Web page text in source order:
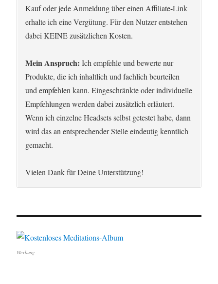
Kauf oder jede Anmeldung über einen Affiliate-Link
erhalte ich eine Vergütung. Für den Nutzer entstehen
dabei KEINE zusätzlichen Kosten.
Mein Anspruch: Ich empfehle und bewerte nur
Produkte, die ich inhaltlich und fachlich beurteilen
und empfehlen kann. Eingeschränkte oder individuelle
Empfehlungen werden dabei zusätzlich erläutert.
Wenn ich einzelne Headsets selbst getestet habe, dann
wird das an entsprechender Stelle eindeutig kenntlich
gemacht.
Vielen Dank für Deine Unterstützung!
Werbung